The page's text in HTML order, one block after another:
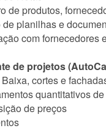
de produtos,
planilhas e
com fornecedores
de projetos
cortes e
quantitativos
de preços